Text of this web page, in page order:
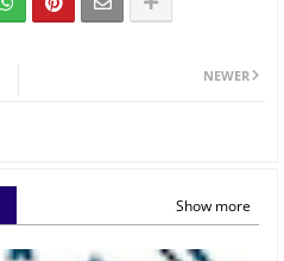
NEWER
Show more